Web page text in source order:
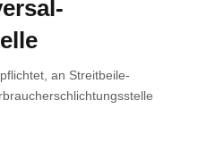
an Streit­bei­le­